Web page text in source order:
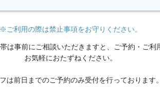
※ご利用の際は禁止事項をお守りください。
事前にご相談いただきますと、ご予約・ご利
お気軽におたずねください。
は前日までのご予約のみ受付を行っております